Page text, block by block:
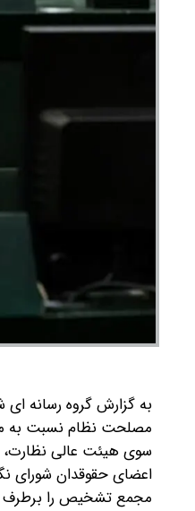
به گزارش گروه رسانه
مصلحت نظام نسبت به مصوبه مربوط به
سوی هیئت عالی نظارت،
اعضای حقوقدان شورای
مجمع تشخیص را برطرف